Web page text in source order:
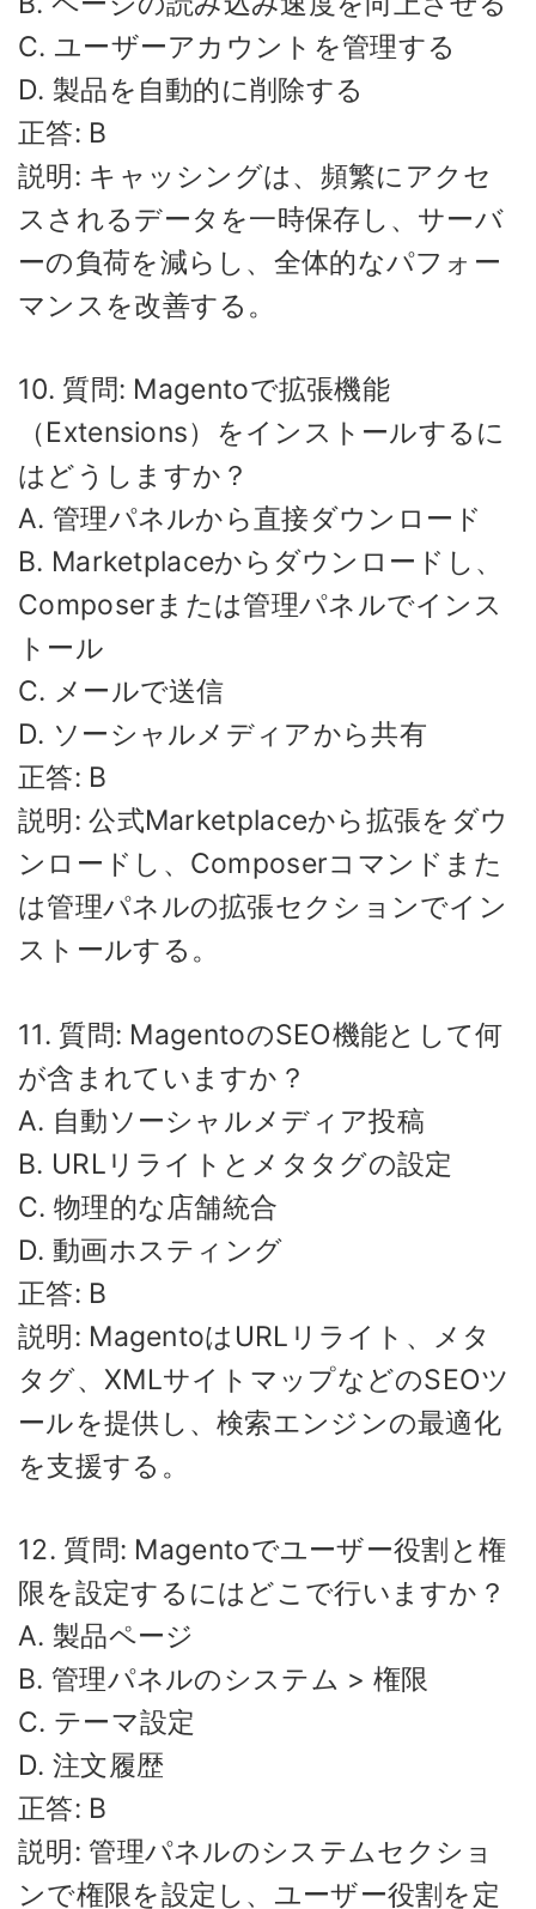
C. ユーザーアカウントを管理する
D. 製品を自動的に削除する
正答: B
説明: キャッシングは、頻繁にアクセ
スされるデータを一時保存し、サーバ
ーの負荷を減らし、全体的なパフォー
マンスを改善する。
10. 質問: Magentoで拡張機能
（Extensions）をインストールするに
はどうしますか？
A. 管理パネルから直接ダウンロード
B. Marketplaceからダウンロードし、
Composerまたは管理パネルでインス
トール
C. メールで送信
D. ソーシャルメディアから共有
正答: B
説明: 公式Marketplaceから拡張をダウ
ンロードし、Composerコマンドまた
は管理パネルの拡張セクションでイン
ストールする。
11. 質問: MagentoのSEO機能として何
が含まれていますか？
A. 自動ソーシャルメディア投稿
B. URLリライトとメタタグの設定
C. 物理的な店舗統合
D. 動画ホスティング
正答: B
説明: MagentoはURLリライト、メタ
タグ、XMLサイトマップなどのSEOツ
ールを提供し、検索エンジンの最適化
を支援する。
12. 質問: Magentoでユーザー役割と権
限を設定するにはどこで行いますか？
A. 製品ページ
B. 管理パネルのシステム > 権限
C. テーマ設定
D. 注文履歴
正答: B
説明: 管理パネルのシステムセクショ
ンで権限を設定し、ユーザー役割を定